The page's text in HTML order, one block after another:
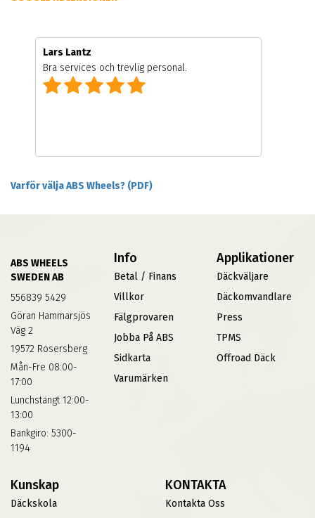
Lars Lantz
Bra services och trevlig personal.
Varför välja ABS Wheels? (PDF)
ABS WHEELS
SWEDEN AB
556839 5429
Göran Hammarsjös
Väg 2
19572 Rosersberg
Mån-Fre 08:00-
17:00
Lunchstängt 12:00-
13:00
Bankgiro: 5300-
1194
Info
Betal / Finans
Villkor
Fälgprovaren
Jobba På ABS
Sidkarta
Varumärken
Applikationer
Däckväljare
Däckomvandlare
Press
TPMS
Offroad Däck
Kunskap
Däckskola
KONTAKTA
Kontakta Oss